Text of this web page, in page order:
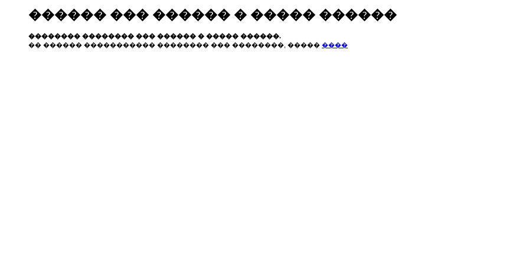
������ ��� ������ � ����� ������
�������� �������� ��� ������ � ����� ������.
�� ������ ����������� �������� ��� ��������, ����� ����